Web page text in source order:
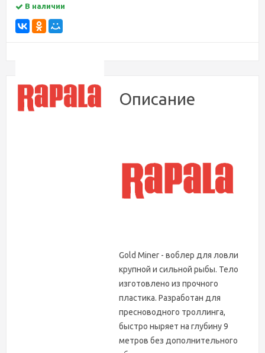
В наличии
Описание
Gold Miner - воблер для ловли
крупной и сильной рыбы. Тело
изготовлено из прочного
пластика. Разработан для
пресноводного троллинга,
быстро ныряет на глубину 9
метров без дополнительного